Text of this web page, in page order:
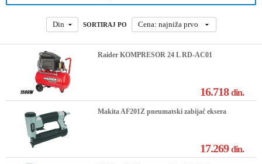
Din SORTIRAJ PO Cena: najniža prvo
Raider KOMPRESOR 24 L RD-AC01
16.718din.
Makita AF201Z pneumatski zabijač eksera
17.269din.